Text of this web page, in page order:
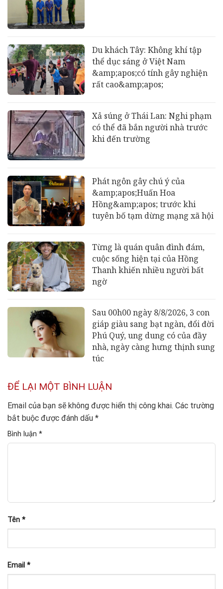
Du khách Tây: Không khí tập
thể dục sáng ở Việt Nam
&amp;apos;có tính gây nghiện
rất cao&amp;apos;
Xả súng ở Thái Lan: Nghi phạm
có thể đã bắn người nhà trước
khi đến trường
Phát ngôn gây chú ý của
&amp;apos;Huấn Hoa
Hồng&amp;apos; trước khi
tuyên bố tạm dừng mạng xã hội
Từng là quán quân đình đám,
cuộc sống hiện tại của Hồng
Thanh khiến nhiều người bất
ngờ
Sau 00h00 ngày 8/8/2026, 3 con
giáp giàu sang bạt ngàn, đổi đời
Phú Quý, ung dung có của đầy
nhà, ngày càng hưng thịnh sung
túc
ĐỂ LẠI MỘT BÌNH LUẬN
Email của bạn sẽ không được hiển thị công khai. Các trường
bắt buộc được đánh dấu *
Bình luận *
Tên *
Email *